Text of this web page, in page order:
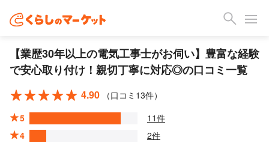
【業歴30年以上の電気工事士がお伺い】豊富な経験
で安心取り付け！親切丁寧に対応◎の口コミ一覧
4.90
（口コミ13件）
5
11件
4
2件